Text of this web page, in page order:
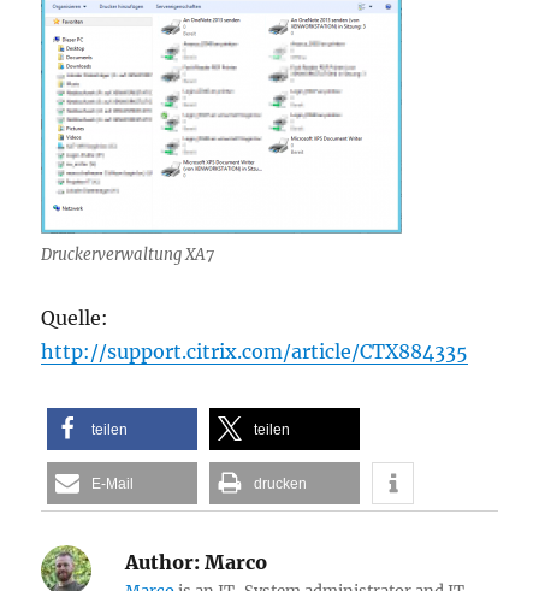
Druckerverwaltung XA7
Quelle:
http://support.citrix.com/article/CTX884335
teilen teilen
E-Mail drucken
Author: Marco